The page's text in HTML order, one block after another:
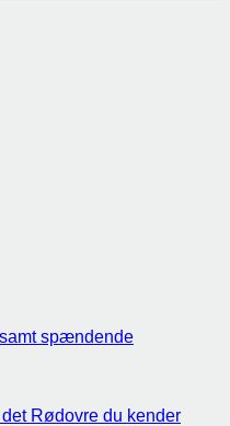
spændende
Rødovre du kender